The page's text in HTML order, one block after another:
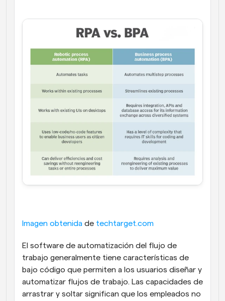
Imagen obtenida de techtarget.com
El software de automatización del flujo de
trabajo generalmente tiene características de
bajo código que permiten a los usuarios diseñar y
automatizar flujos de trabajo. Las capacidades de
arrastrar y soltar significan que los empleados no